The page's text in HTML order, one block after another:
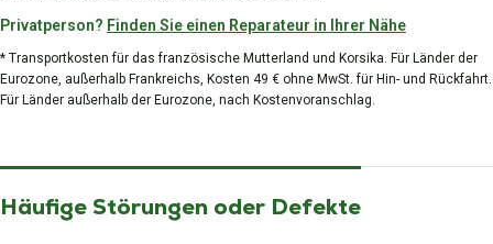
Privatperson? Finden Sie einen Reparateur in Ihrer Nähe
* Transportkosten für das französische Mutterland und Korsika. Für Länder der
Eurozone, außerhalb Frankreichs, Kosten 49 € ohne MwSt. für Hin- und Rückfahrt.
Für Länder außerhalb der Eurozone, nach Kostenvoranschlag.
Häufige Störungen oder Defekte